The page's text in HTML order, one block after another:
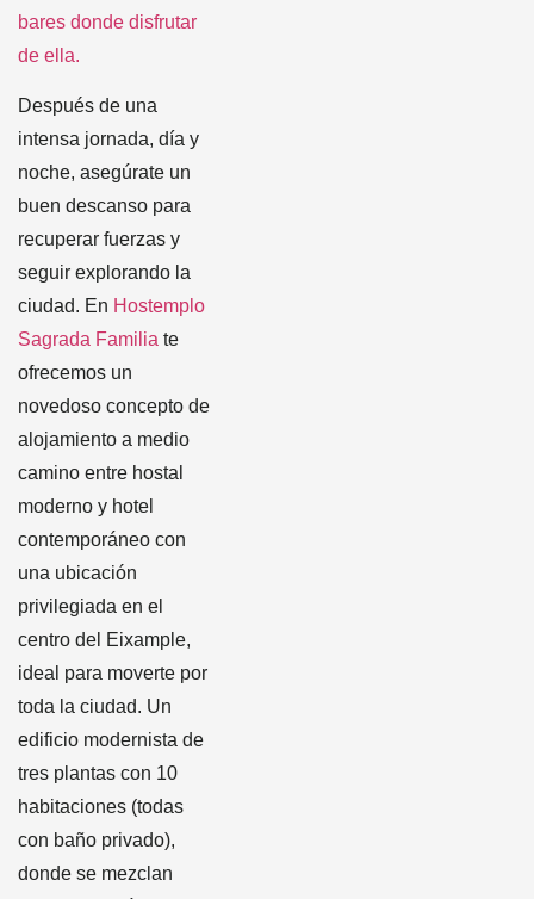
bares donde disfrutar
de ella.
Después de una
intensa jornada, día y
noche, asegúrate un
buen descanso para
recuperar fuerzas y
seguir explorando la
ciudad. En Hostemplo
Sagrada Familia te
ofrecemos un
novedoso concepto de
alojamiento a medio
camino entre hostal
moderno y hotel
contemporáneo con
una ubicación
privilegiada en el
centro del Eixample,
ideal para moverte por
toda la ciudad. Un
edificio modernista de
tres plantas con 10
habitaciones (todas
con baño privado),
donde se mezclan